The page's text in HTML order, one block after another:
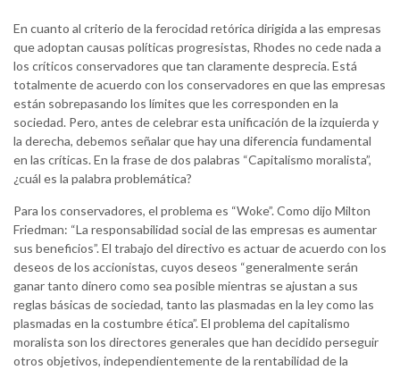
En cuanto al criterio de la ferocidad retórica dirigida a las empresas
que adoptan causas políticas progresistas, Rhodes no cede nada a
los críticos conservadores que tan claramente desprecia. Está
totalmente de acuerdo con los conservadores en que las empresas
están sobrepasando los límites que les corresponden en la
sociedad. Pero, antes de celebrar esta unificación de la izquierda y
la derecha, debemos señalar que hay una diferencia fundamental
en las críticas. En la frase de dos palabras “Capitalismo moralista”,
¿cuál es la palabra problemática?
Para los conservadores, el problema es “Woke”. Como dijo Milton
Friedman: “La responsabilidad social de las empresas es aumentar
sus beneficios”. El trabajo del directivo es actuar de acuerdo con los
deseos de los accionistas, cuyos deseos “generalmente serán
ganar tanto dinero como sea posible mientras se ajustan a sus
reglas básicas de sociedad, tanto las plasmadas en la ley como las
plasmadas en la costumbre ética”. El problema del capitalismo
moralista son los directores generales que han decidido perseguir
otros objetivos, independientemente de la rentabilidad de la